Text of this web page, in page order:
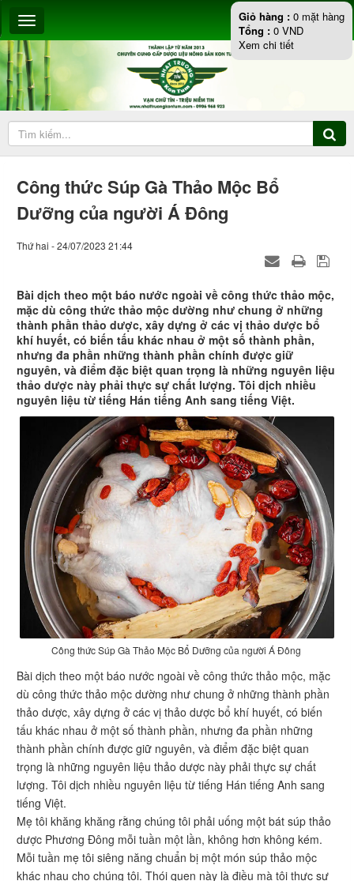
Công thức Súp Gà Thảo Mộc Bổ
Dưỡng của người Á Đông
Thứ hai - 24/07/2023 21:44
Bài dịch theo một báo nước ngoài về công thức thảo mộc,
mặc dù công thức thảo mộc dường như chung ở những
thành phần thảo dược, xây dựng ở các vị thảo dược bổ
khí huyết, có biến tấu khác nhau ở một số thành phần,
nhưng đa phần những thành phần chính được giữ
nguyên, và điểm đặc biệt quan trọng là những nguyên liệu
thảo dược này phải thực sự chất lượng. Tôi dịch nhiều
nguyên liệu từ tiếng Hán tiếng Anh sang tiếng Việt.
Công thức Súp Gà Thảo Mộc Bổ Dưỡng của người Á Đông
Bài dịch theo một báo nước ngoài về công thức thảo mộc, mặc
dù công thức thảo mộc dường như chung ở những thành phần
thảo dược, xây dựng ở các vị thảo dược bổ khí huyết, có biến
tấu khác nhau ở một số thành phần, nhưng đa phần những
thành phần chính được giữ nguyên, và điểm đặc biệt quan
trọng là những nguyên liệu thảo dược này phải thực sự chất
lượng. Tôi dịch nhiều nguyên liệu từ tiếng Hán tiếng Anh sang
tiếng Việt.
Mẹ tôi khăng khăng rằng chúng tôi phải uống một bát súp thảo
dược Phương Đông mỗi tuần một lần, không hơn không kém.
Mỗi tuần mẹ tôi siêng năng chuẩn bị một món súp thảo mộc
khác nhau cho chúng tôi. Thói quen này là điều mà tôi thực sự
Giỏ hàng : 0 mặt hàng
Tổng : 0 VND
Xem chi tiết